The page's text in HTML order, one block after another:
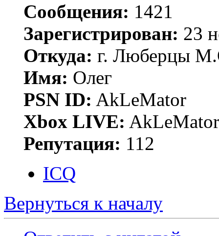
Сообщения: 1421
Зарегистрирован: 23
Откуда: г. Люберцы
Имя: Олег
PSN ID: AkLeMator
Xbox LIVE:
Репутация: 112
ICQ
Вернуться к началу